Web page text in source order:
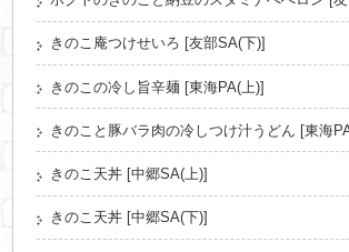
きのこ庵つけせいろ [友部SA(下)]
きのこの冷し旨辛麺 [東海PA(上)]
きのこと豚バラ肉の冷しつけ汁うどん [東海
きのこ天丼 [中郷SA(上)]
きのこ天丼 [中郷SA(下)]